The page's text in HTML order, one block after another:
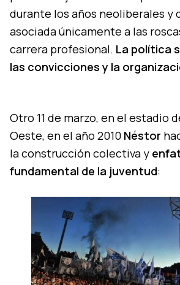
durante los años neoliberales y
asociada únicamente a las
carrera profesional. La política
las convicciones y la
Otro 11 de marzo, en el estadio
Oeste, en el año 2010 Néstor
la construcción colectiva y
fundamental de la juventud: